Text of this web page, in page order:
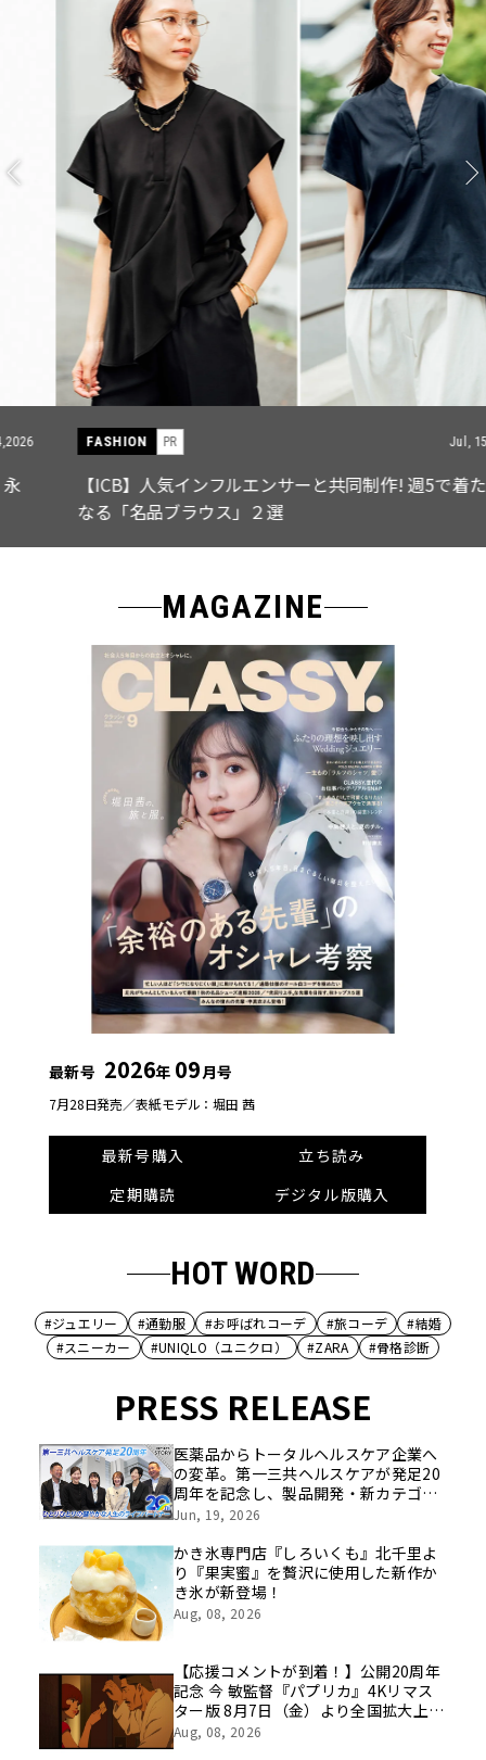
FASHION PR Jul, 15,2026
【ICB】人気インフルエンサーと共同制作! 週5で着たく
なる「名品ブラウス」２選
MAGAZINE
最新号 2026年 09月号
7月28日発売／表紙モデル：堀田 茜
最新号購入
立ち読み
定期購読
デジタル版購入
HOT WORD
#ジュエリー #通勤服 #お呼ばれコーデ #旅コーデ
#結婚
#スニーカー
#UNIQLO（ユニクロ） #ZARA #骨格診断
PRESS RELEASE
医薬品からトータルヘルスケア企業へ
の変革。第一三共ヘルスケアが発足20
周年を記念し、製品開発・新カテゴリ
挑戦の舞台や旧社統合時のエピソード
像を公開！
Jun, 19, 2026
かき氷専門店『しろいくも』北千里よ
り『果実蜜』を贅沢に使用した新作か
き氷が新登場！
Aug, 08, 2026
【応援コメントが到着！】公開20周年
記念 今 敏監督『パプリカ』4Kリマス
ター版 8月7日（金）より全国拡大上
映！
Aug, 08, 2026